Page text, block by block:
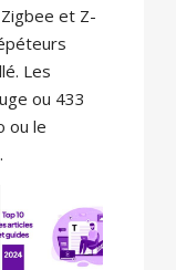
et Z-
Les
ou 433
ou le